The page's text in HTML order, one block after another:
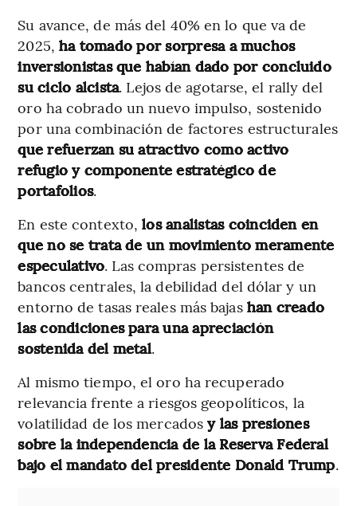
Su avance, de más del 40% en lo que va de
2025, ha tomado por sorpresa a muchos
inversionistas que habían dado por concluido
su ciclo alcista. Lejos de agotarse, el rally del
oro ha cobrado un nuevo impulso, sostenido
por una combinación de factores estructurales
que refuerzan su atractivo como activo
refugio y componente estratégico de
portafolios.
En este contexto,los analistas coinciden en
que no se trata de un movimiento meramente
especulativo. Las compras persistentes de
bancos centrales, la debilidad del dólar y un
entorno de tasas reales más bajas han creado
las condiciones para una apreciación
sostenida del metal.
Al mismo tiempo, el oro ha recuperado
relevancia frente a riesgos geopolíticos, la
volatilidad de los mercados y las presiones
sobre la independencia de la Reserva Federal
bajo el mandato del presidente Donald Trump.